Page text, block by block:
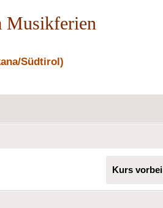
Musikferien
Südtirol)
Kurs vorbei